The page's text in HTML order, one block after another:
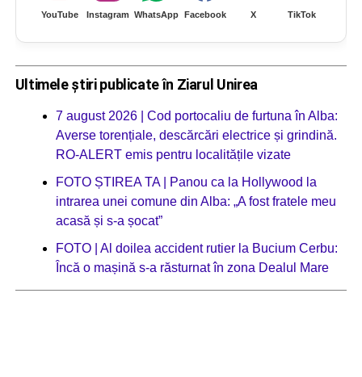
YouTube Instagram WhatsApp Facebook X TikTok
Ultimele știri publicate în Ziarul Unirea
7 august 2026 | Cod portocaliu de furtuna în Alba:
Averse torențiale, descărcări electrice și grindină.
RO-ALERT emis pentru localitățile vizate
FOTO ȘTIREA TA | Panou ca la Hollywood la
intrarea unei comune din Alba: „A fost fratele meu
acasă și s-a șocat”
FOTO | Al doilea accident rutier la Bucium Cerbu:
Încă o mașină s-a răsturnat în zona Dealul Mare